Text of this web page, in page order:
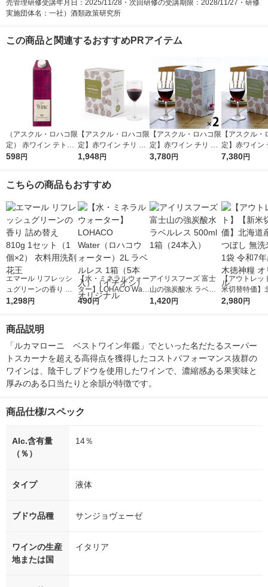
売管理研修受講年月日：2025/11/28・次回研修の受講期限：2028/11/27・研修
実施団体名：一社）酒類政策研究所
この商品と関連するおすすめPRアイテム
（アスクル・ロハコ限
定） 赤ワイン テトラ
ワイン チリ 紙パック
ナル
598円
【アスクル・ロハコ限
定】赤ワイン チリ サ
ンタ レジーナ BIB カ
オリジナル
1,948円
【アスクル・ロハコ限
定】赤ワイン チリ サ
ンタ レジーナ BIB カ
3,780円
【アスクル・
定】赤ワイン
ンタ レジーナ
7,380円
こちらの商品もおすすめ
エマール リフレッシ
ュグリーンの香り 詰
め替え 810g 1セット
1,298円
【水・ミネラルウォー
ター】LOHACO Wate
r（ロハコウォータ
490円
アイリスフーズ 富士
山の強炭酸水 ラベル
レス 500ml 1箱（24
1,420円
【アウトレッ
米切替特価】
ななつぼし 無
2,980円
商品説明
「ルカマローニ　ベストワイン年鑑」でといった名だたるスーパー
トスカーナを超える高得点を獲得したコストパフォーマンス抜群の
ワインは、陰干しブドウを使用したワインで、濃縮感ある果実味と
厚みのある口当たりと余韻が特徴です。
商品仕様/スペック
Alc.含有量
（％）
14％
タイプ 液体
ブドウ品種 サンジョヴェーゼ
ワインの生産
地または国
イタリア